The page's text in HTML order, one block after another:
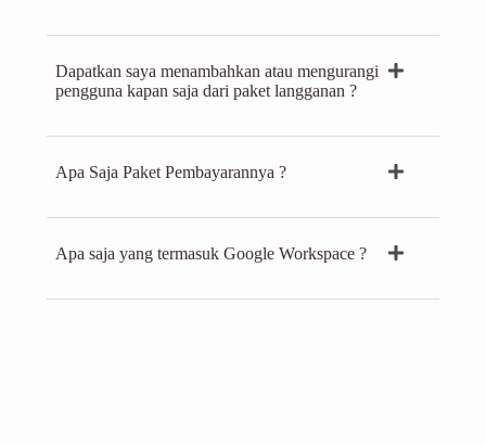
Dapatkan saya menambahkan atau mengurangi
pengguna kapan saja dari paket langganan ?
Apa Saja Paket Pembayarannya ?
Apa saja yang termasuk Google Workspace ?